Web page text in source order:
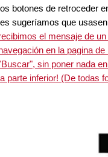
botones de retroceder
sugeríamos que
el mensaje de
en la pagina
sin poner nada
parte inferior! (De todas